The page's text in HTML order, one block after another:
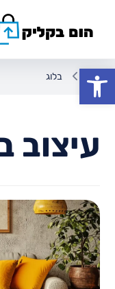
פתח סרגל
בלוג
עיצוב